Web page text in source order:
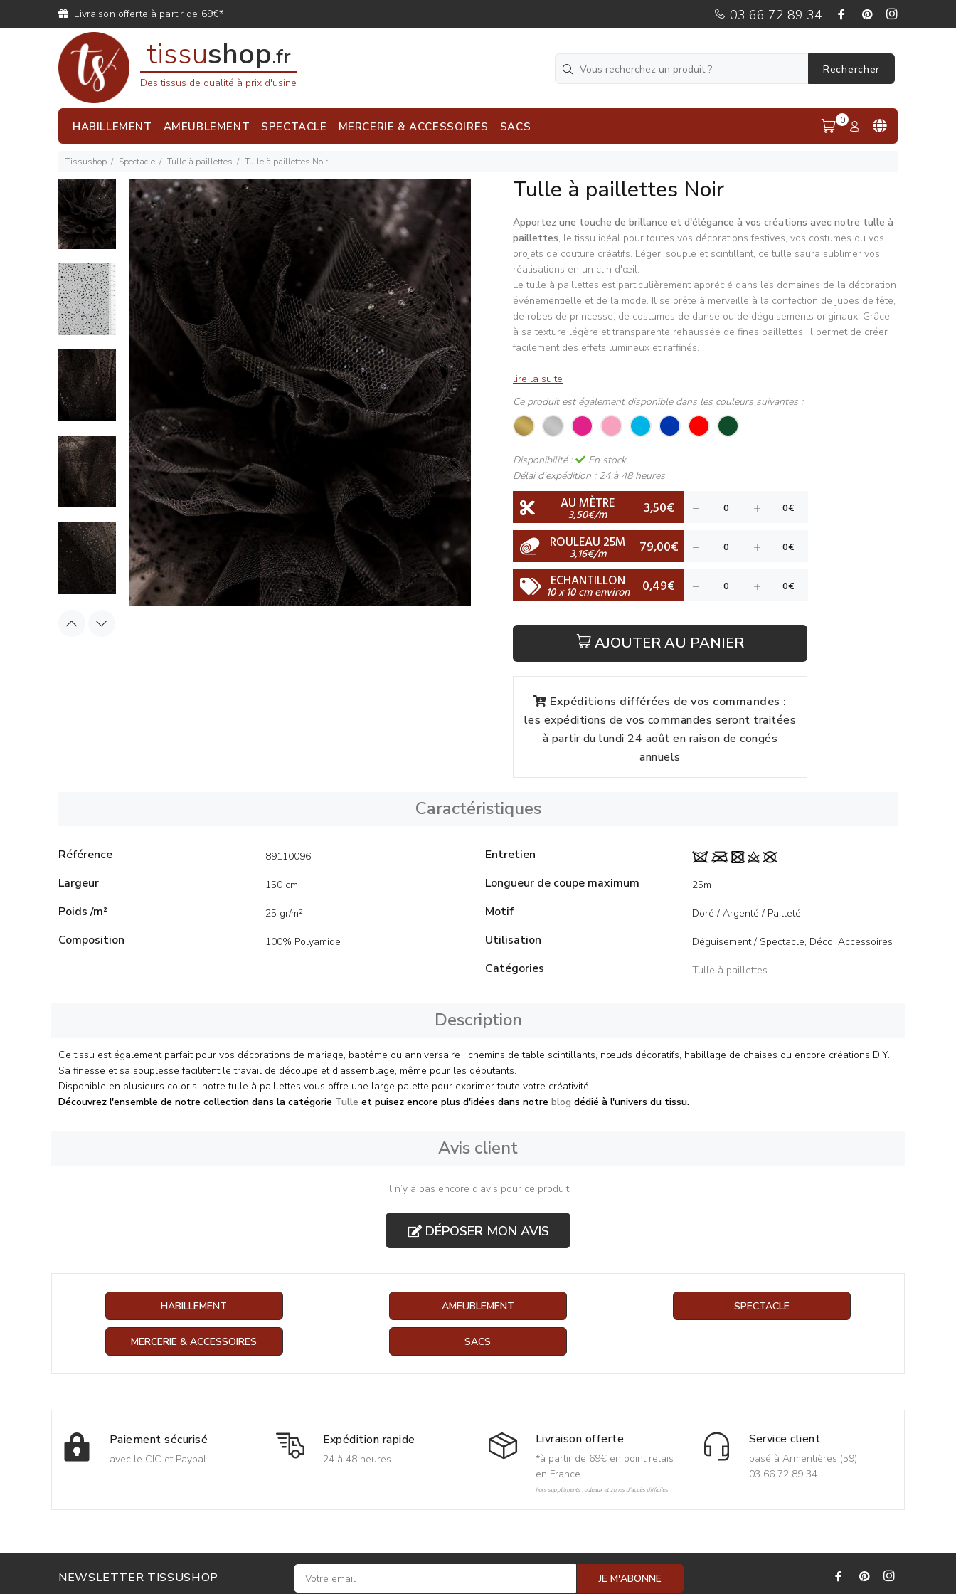
Livraison offerte à partir de 69€* 03 66 72 89 34
tissushop.fr
Des tissus de qualité à prix d'usine
Rechercher
HABILLEMENT AMEUBLEMENT SPECTACLE MERCERIE & ACCESSOIRES SACS 0
Tissushop Spectacle Tulle à paillettes Tulle à paillettes Noir
Tulle à paillettes Noir
Apportez une touche de brillance et d'élégance à vos créations avec notre tulle à
paillettes, le tissu idéal pour toutes vos décorations festives, vos costumes ou vos
projets de couture créatifs. Léger, souple et scintillant, ce tulle saura sublimer vos
réalisations en un clin d'œil.
Le tulle à paillettes est particulièrement apprécié dans les domaines de la décoration
événementielle et de la mode. Il se prête à merveille à la confection de jupes de fête,
de robes de princesse, de costumes de danse ou de déguisements originaux. Grâce
à sa texture légère et transparente rehaussée de fines paillettes, il permet de créer
facilement des effets lumineux et raffinés.
lire la suite
Ce produit est également disponible dans les couleurs suivantes :
Disponibilité :
En stock
Délai d'expédition : 24 à 48 heures
AU MÈTRE
3,50€/m 3,50€
ROULEAU 25M
3,16€/m 79,00€
ECHANTILLON
10 x 10 cm environ 0,49€
AJOUTER AU PANIER
Expéditions différées de vos commandes :
les expéditions de vos commandes seront traitées
à partir du lundi 24 août en raison de congés
annuels
Caractéristiques
Référence 89110096
Largeur 150 cm
Poids /m² 25 gr/m²
Composition 100% Polyamide
Entretien
Longueur de coupe maximum
25m
Motif Doré / Argenté / Pailleté
Utilisation Déguisement / Spectacle, Déco, Accessoires
Catégories Tulle à paillettes
Description
Ce tissu est également parfait pour vos décorations de mariage, baptême ou anniversaire : chemins de table scintillants, nœuds décoratifs, habillage de chaises ou encore créations DIY.
Sa finesse et sa souplesse facilitent le travail de découpe et d'assemblage, même pour les débutants.
Disponible en plusieurs coloris, notre tulle à paillettes vous offre une large palette pour exprimer toute votre créativité.
Découvrez l'ensemble de notre collection dans la catégorie Tulle et puisez encore plus d'idées dans notre blog dédié à l'univers du tissu.
Avis client
Il n’y a pas encore d’avis pour ce produit
DÉPOSER MON AVIS
HABILLEMENT AMEUBLEMENT SPECTACLE
MERCERIE & ACCESSOIRES SACS
Paiement sécurisé
avec le CIC et Paypal
Expédition rapide
24 à 48 heures
Livraison offerte
*à partir de 69€ en point relais
en France
hors suppléments rouleaux et zones d'accès difficiles
Service client
basé à Armentières (59)
03 66 72 89 34
NEWSLETTER TISSUSHOP JE M'ABONNE